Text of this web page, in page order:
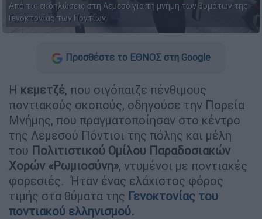
Από τις εκδηλώσεις στη Λεμεσό για τη μνήμη των θυμάτων της
Γενοκτονίας των Ποντίων
Προσθέστε το ΕΘΝΟΣ στη Google
Η κεμετζέ, που σιγόπαιζε πένθιμους
ποντιακούς σκοπούς, οδηγούσε την Πορεία
Μνήμης, που πραγματοποίησαν στο κέντρο
της Λεμεσού Πόντιοι της πόλης και μέλη
του Πολιτιστικού Ομίλου Παραδοσιακών
Χορών «Ρωμιοσύνη», ντυμένοι με ποντιακές
φορεσιές. Ήταν ένας ελάχιστος φόρος
τιμής στα θύματα της Γενοκτονίας του
ποντιακού ελληνισμού.